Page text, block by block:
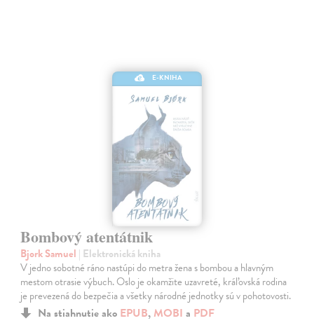
E-KNIHA
Bombový atentátnik
Bjork Samuel | Elektronická kniha
V jedno sobotné ráno nastúpi do metra žena s bombou a hlavným
mestom otrasie výbuch. Oslo je okamžite uzavreté, kráľovská rodina
je prevezená do bezpečia a všetky národné jednotky sú v pohotovosti.
Na stiahnutie ako EPUB, MOBI a PDF